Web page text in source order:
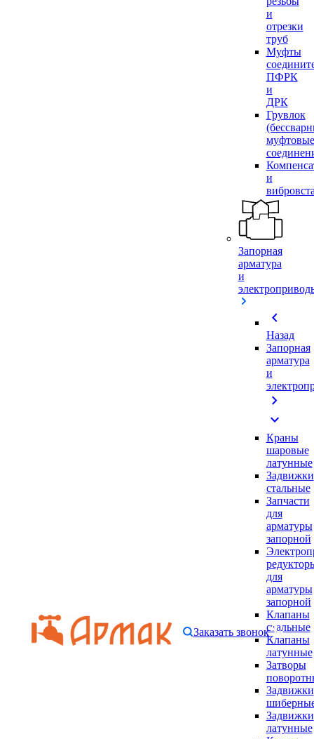
и
отрезки
труб
Муфты
ПФРК
и
ДРК
Грувлок
муфтовые
и
Запорная
арматура
и
chevron_left
Назад
Запорная
арматура
и
chevron_right
expand_more
Краны
шаровые
латунные
Задвижки
стальные
Запчасти
для
арматуры
запорной
для
арматуры
запорной
Клапаны
стальные
Клапаны
латунные
Затворы
Задвижки
Задвижки
латунные
Заказать звонок